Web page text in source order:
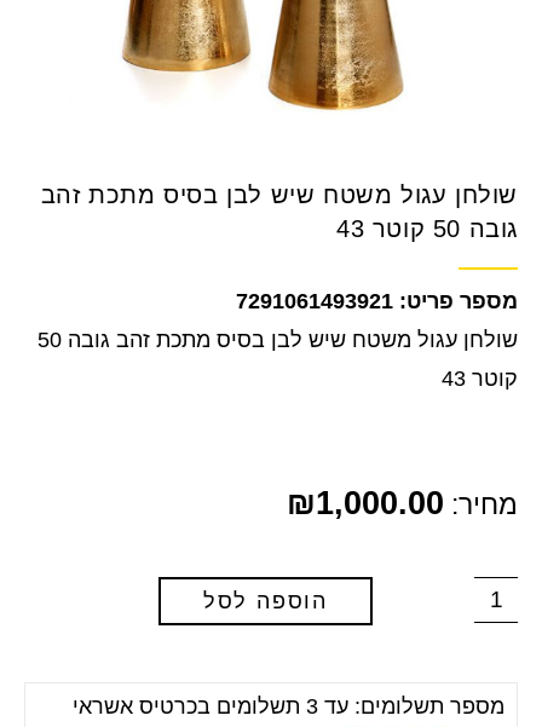
שולחן עגול משטח שיש לבן בסיס מתכת זהב
גובה 50 קוטר 43
7291061493921
שולחן עגול משטח שיש לבן בסיס מתכת זהב גובה 50
קוטר 43
מחיר: ₪1,000.00
הוספה לסל
מספר תשלומים: עד 3 תשלומים בכרטיס אשראי